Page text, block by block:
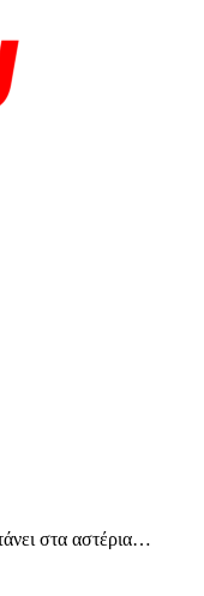
στα αστέρια…